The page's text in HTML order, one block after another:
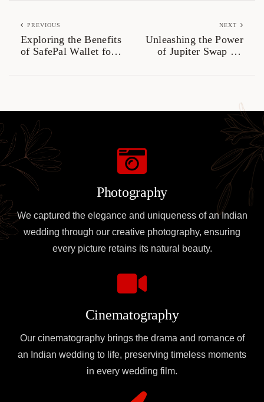
PREVIOUS
Exploring the Benefits
of SafePal Wallet for
NEXT
Unleashing the Power
of Jupiter Swap for
Photography
We captured the elegance and uniqueness of an Indian
wedding through our creative photography, ensuring
every picture retains its natural beauty.
Cinematography
Our cinematography brings the drama and romance of
an Indian wedding to life, preserving timeless moments
in every wedding film.